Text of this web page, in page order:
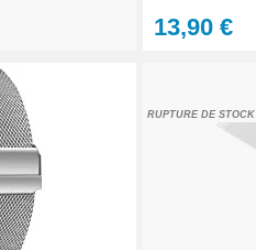
montre métal
13,90 €
RUPTURE DE STOCK